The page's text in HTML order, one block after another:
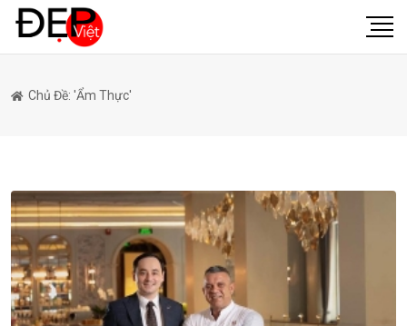
Chủ Đề: 'ẩm Thực'